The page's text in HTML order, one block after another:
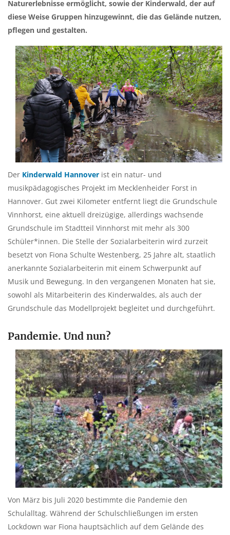
Naturerlebnisse ermöglicht, sowie der Kinderwald, der auf
diese Weise Gruppen hinzugewinnt, die das Gelände nutzen,
pflegen und gestalten.
Der Kinderwald Hannover ist ein natur- und
musikpädagogisches Projekt im Mecklenheider Forst in
Hannover. Gut zwei Kilometer entfernt liegt die Grundschule
Vinnhorst, eine aktuell dreizügige, allerdings wachsende
Grundschule im Stadtteil Vinnhorst mit mehr als 300
Schüler*innen. Die Stelle der Sozialarbeiterin wird zurzeit
besetzt von Fiona Schulte Westenberg, 25 Jahre alt, staatlich
anerkannte Sozialarbeiterin mit einem Schwerpunkt auf
Musik und Bewegung. In den vergangenen Monaten hat sie,
sowohl als Mitarbeiterin des Kinderwaldes, als auch der
Grundschule das Modellprojekt begleitet und durchgeführt.
Pandemie. Und nun?
Von März bis Juli 2020 bestimmte die Pandemie den
Schulalltag. Während der Schulschließungen im ersten
Lockdown war Fiona hauptsächlich auf dem Gelände des